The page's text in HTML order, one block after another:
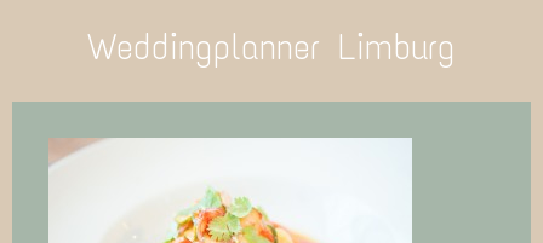
Weddingplanner Limburg